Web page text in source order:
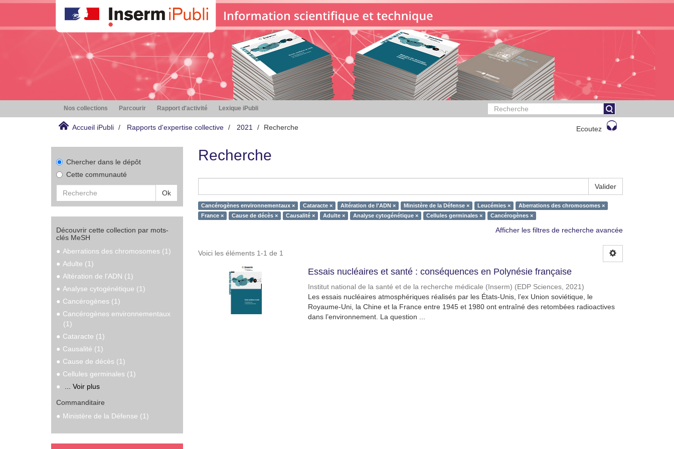
Nos collections Parcourir Rapport d'activité Lexique iPubli
Accueil iPubli Rapports d'expertise collective 2021 Recherche Ecoutez
Chercher dans le dépôt
Cette communauté
Ok
Découvrir cette collection par mots-
clés MeSH
Aberrations des chromosomes (1)
Adulte (1)
Altération de l'ADN (1)
Analyse cytogénétique (1)
Cancérogènes (1)
Cancérogènes environnementaux
(1)
Cataracte (1)
Causalité (1)
Cause de décès (1)
Cellules germinales (1)
... Voir plus
Commanditaire
Ministère de la Défense (1)
Recherche
Valider
Cancérogènes environnementaux × Cataracte × Altération de l'ADN × Ministère de la Défense × Leucémies ×
Aberrations des chromosomes ×
France ×
Cause de décès × Causalité × Adulte × Analyse cytogénétique × Cellules germinales × Cancérogènes ×
Afficher les filtres de recherche avancée
Voici les éléments 1-1 de 1
Essais nucléaires et santé : conséquences en Polynésie française
Institut national de la santé et de la recherche médicale (Inserm) (EDP Sciences, 2021)
Les essais nucléaires atmosphériques réalisés par les États-Unis, l’ex Union soviétique, le
Royaume-Uni, la Chine et la France entre 1945 et 1980 ont entraîné des retombées radioactives
dans l’environnement. La question ...